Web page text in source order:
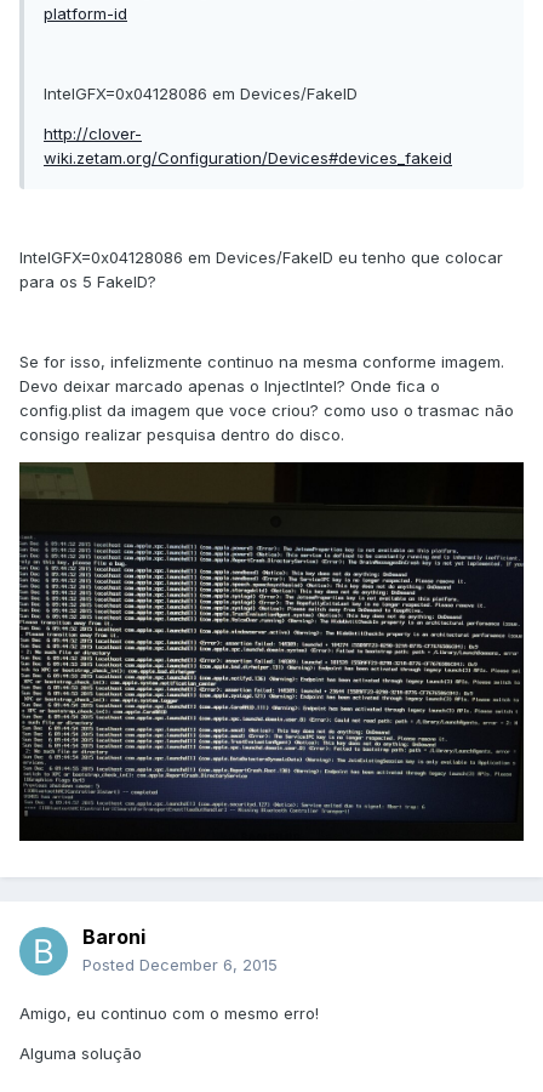
platform-id
IntelGFX=0x04128086 em Devices/FakeID
http://clover-
wiki.zetam.org/Configuration/Devices#devices_fakeid
IntelGFX=0x04128086 em Devices/FakeID eu tenho que colocar
para os 5 FakeID?
Se for isso, infelizmente continuo na mesma conforme imagem.
Devo deixar marcado apenas o InjectIntel? Onde fica o
config.plist da imagem que voce criou? como uso o trasmac não
consigo realizar pesquisa dentro do disco.
Baroni
Posted December 6, 2015
Amigo, eu continuo com o mesmo erro!
Alguma solução